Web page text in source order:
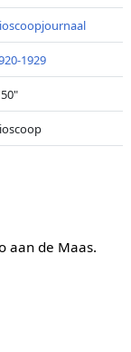
1929
aan de Maas.